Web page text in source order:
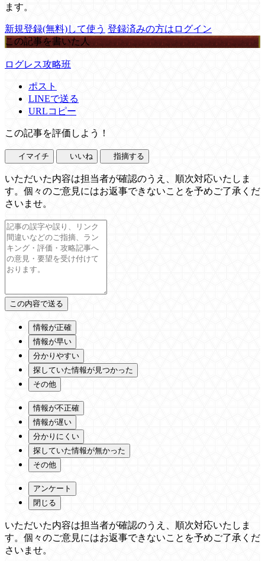
ます。
新規登録(無料)して使う 登録済みの方はログイン
この記事を書いた人
ログレス攻略班
ポスト
LINEで送る
URLコピー
この記事を評価しよう！
イマイチ いいね 指摘する
いただいた内容は担当者が確認のうえ、順次対応いたしま
す。個々のご意見にはお返事できないことを予めご了承くだ
さいませ。
情報が正確
情報が早い
分かりやすい
探していた情報が見つかった
その他
情報が不正確
情報が遅い
分かりにくい
探していた情報が無かった
その他
アンケート
閉じる
いただいた内容は担当者が確認のうえ、順次対応いたしま
す。個々のご意見にはお返事できないことを予めご了承くだ
さいませ。